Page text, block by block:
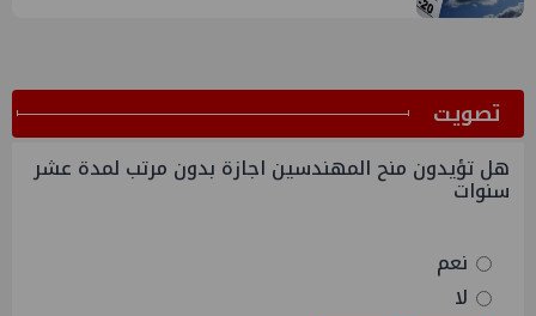
ﺗﺼﻮﻳﺖ
هل تؤيدون منح المهندسين اجازة بدون مرتب لمدة عشر
سنوات
نعم
لا